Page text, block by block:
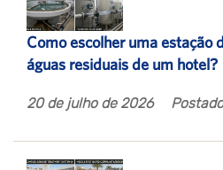
Como escolher uma estação
águas residuais de um hotel?
20 de julho de 2026